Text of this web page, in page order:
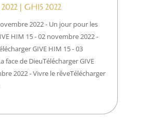
| GH15 2022
2022 - Un jour pour les
HIM 15 - 02 novembre 2022 -
GIVE HIM 15 - 03
face de DieuTélécharger GIVE
2022 - Vivre le rêveTélécharger